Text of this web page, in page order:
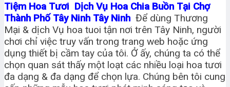
Tiệm Hoa Tươi Dịch Vụ Hoa Chia Buồn Tại Chợ
Thành Phố Tây Ninh Tây Ninh Để dùng Thương
Mại & dịch Vụ hoa tuoi tận nơi trên Tây Ninh, người
chơi chỉ việc truy vấn trong trang web hoặc ứng
dụng thiết bị cầm tay của tôi. Ở ấy, chúng ta có thể
chọn quan sát thấy một loạt các nhiều loại hoa tươi
đa dạng & đa dạng để chọn lựa. Chúng bên tôi cung